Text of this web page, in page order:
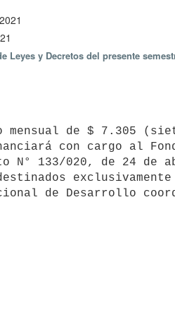
Leyes y Decretos del presente
con cargo al
N° 133/020, de 24